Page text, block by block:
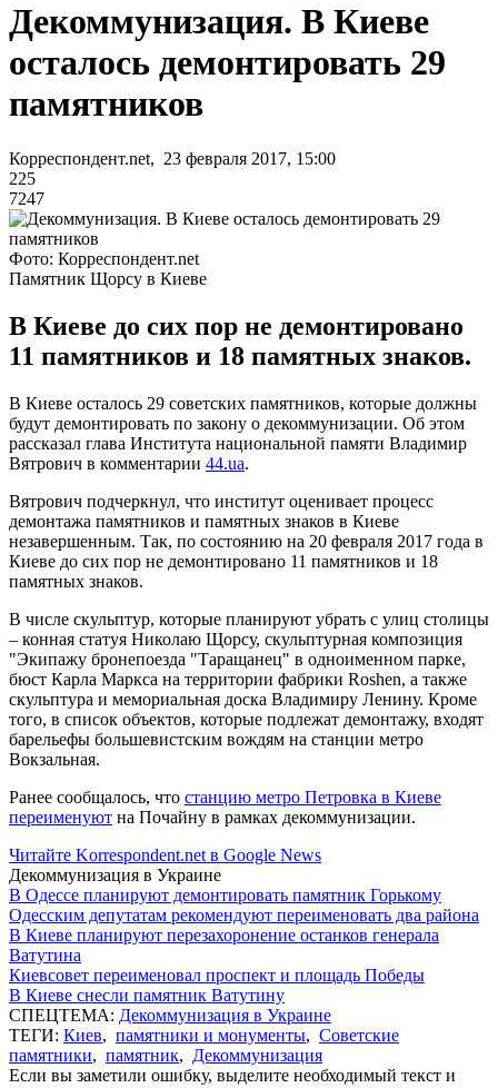
Декоммунизация. В Киеве
осталось демонтировать 29
памятников
Корреспондент.net, 23 февраля 2017, 15:00
225
7247
Фото: Корреспондент.net
Памятник Щорсу в Киеве
В Киеве до сих пор не демонтировано
11 памятников и 18 памятных знаков.
В Киеве осталось 29 советских памятников, которые должны
будут демонтировать по закону о декоммунизации. Об этом
рассказал глава Института национальной памяти Владимир
Вятрович в комментарии 44.ua.
Вятрович подчеркнул, что институт оценивает процесс
демонтажа памятников и памятных знаков в Киеве
незавершенным. Так, по состоянию на 20 февраля 2017 года в
Киеве до сих пор не демонтировано 11 памятников и 18
памятных знаков.
В числе скульптур, которые планируют убрать с улиц столицы
– конная статуя Николаю Щорсу, скульптурная композиция
"Экипажу бронепоезда "Таращанец" в одноименном парке,
бюст Карла Маркса на территории фабрики Roshen, а также
скульптура и мемориальная доска Владимиру Ленину. Кроме
того, в список объектов, которые подлежат демонтажу, входят
барельефы большевистским вождям на станции метро
Вокзальная.
Ранее сообщалось, что станцию метро Петровка в Киеве
переименуют на Почайну в рамках декоммунизации.
Читайте Korrespondent.net в Google News
Декоммунизация в Украине
В Одессе планируют демонтировать памятник Горькому
Одесским депутатам рекомендуют переименовать два района
В Киеве планируют перезахоронение останков генерала
Ватутина
Киевсовет переименовал проспект и площадь Победы
В Киеве снесли памятник Ватутину
СПЕЦТЕМА: Декоммунизация в Украине
ТЕГИ: Киев, памятники и монументы, Советские
памятники, памятник, Декоммунизация
Если вы заметили ошибку, выделите необходимый текст и